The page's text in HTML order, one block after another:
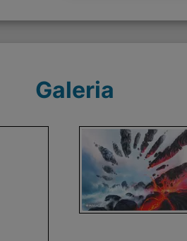
Galeria